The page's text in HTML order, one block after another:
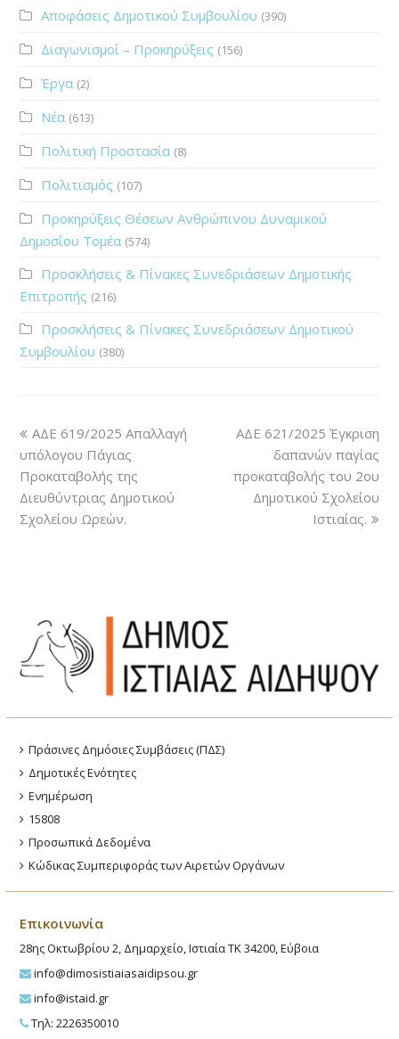
Αποφάσεις Δημοτικού Συμβουλίου (390)
Διαγωνισμοί – Προκηρύξεις (156)
Έργα (2)
Νέα (613)
Πολιτική Προστασία (8)
Πολιτισμός (107)
Προκηρύξεις Θέσεων Ανθρώπινου Δυναμικού
Δημοσίου Τομέα (574)
Προσκλήσεις & Πίνακες Συνεδριάσεων Δημοτικής
Επιτροπής (216)
Προσκλήσεις & Πίνακες Συνεδριάσεων Δημοτικού
Συμβουλίου (380)
ΑΔΕ 619/2025 Απαλλαγή
υπόλογου Πάγιας
Προκαταβολής της
Διευθύντριας Δημοτικού
Σχολείου Ωρεών.
ΑΔΕ 621/2025 Έγκριση
δαπανών παγίας
προκαταβολής του 2ου
Δημοτικού Σχολείου
Ιστιαίας.
Πράσινες Δημόσιες Συμβάσεις (ΠΔΣ)
Δημοτικές Ενότητες
Ενημέρωση
15808
Προσωπικά Δεδομένα
Κώδικας Συμπεριφοράς των Αιρετών Οργάνων
Επικοινωνία
28ης Οκτωβρίου 2, Δημαρχείο, Ιστιαία ΤΚ 34200, Εύβοια
info@dimosistiaiasaidipsou.gr
info@istaid.gr
Τηλ: 2226350010